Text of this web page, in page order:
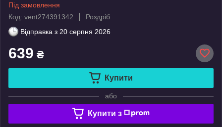
Під замовлення
Код: vent274391342
Роздріб
Відправка з 20 серпня 2026
639 ₴
Купити
або
Купити з